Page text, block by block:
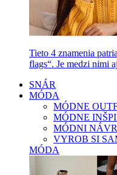
Tieto 4 znamenia
flags“. Je medzi nimi
SNÁR
MÓDA
MÓDNE
MÓDNE
MÓDNI
VYROB SI
MÓDA